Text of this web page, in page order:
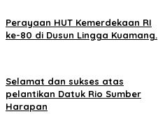
Perayaan HUT Kemerdekaan RI
ke-80 di Dusun Lingga Kuamang.
Selamat dan sukses atas
pelantikan Datuk Rio Sumber
Harapan